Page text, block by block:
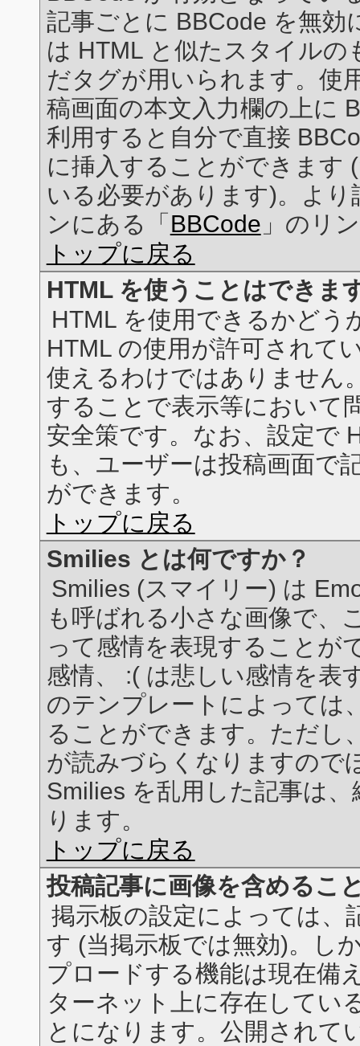
記事ごとに BBCode を無
は HTML と似たスタイル
だタグが用いられます。使
稿画面の本文入力欄の上に
利用すると自分で直接
に挿入することができます
いる必要があります)。よ
ンにある「 BBCode 」のリ
トップに戻る
HTML を使うことはできま
HTML を使用できるかどう
HTML の使用が許可されて
使えるわけではありません
することで表示等において
安全策です。なお、設定で
も、ユーザーは投稿画面で
ができます。
トップに戻る
Smilies とは何ですか？
Smilies (スマイリー) は
も呼ばれる小さな画像で、
って感情を表現することが
感情、 :( は悲しい感情を表
のテンプレートによっては
ることができます。ただし
が読みづらくなりますので
Smilies を乱用した記事は
ります。
トップに戻る
投稿記事に画像を含めるこ
掲示板の設定によっては、
す (当掲示板では無効)。し
プロードする機能は現在備
ターネット上に存在してい
とになります。公開されて